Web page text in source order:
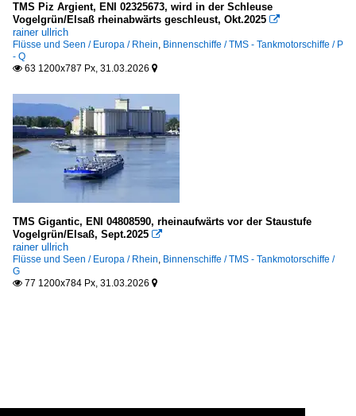
TMS Piz Argient, ENI 02325673, wird in der Schleuse
Vogelgrün/Elsaß rheinabwärts geschleust, Okt.2025 
rainer ullrich
Flüsse und Seen / Europa / Rhein, Binnenschiffe / TMS - Tankmotorschiffe / P
- Q
 63 1200x787 Px, 31.03.2026 
TMS Gigantic, ENI 04808590, rheinaufwärts vor der Staustufe
Vogelgrün/Elsaß, Sept.2025 
rainer ullrich
Flüsse und Seen / Europa / Rhein, Binnenschiffe / TMS - Tankmotorschiffe /
G
 77 1200x784 Px, 31.03.2026 